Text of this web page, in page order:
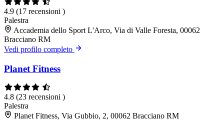
4.9 (17 recensioni )
Palestra
Accademia dello Sport L'Arco, Via di Valle Foresta, 00062
Bracciano RM
Vedi profilo completo
Planet Fitness
4.8 (23 recensioni )
Palestra
Planet Fitness, Via Gubbio, 2, 00062 Bracciano RM